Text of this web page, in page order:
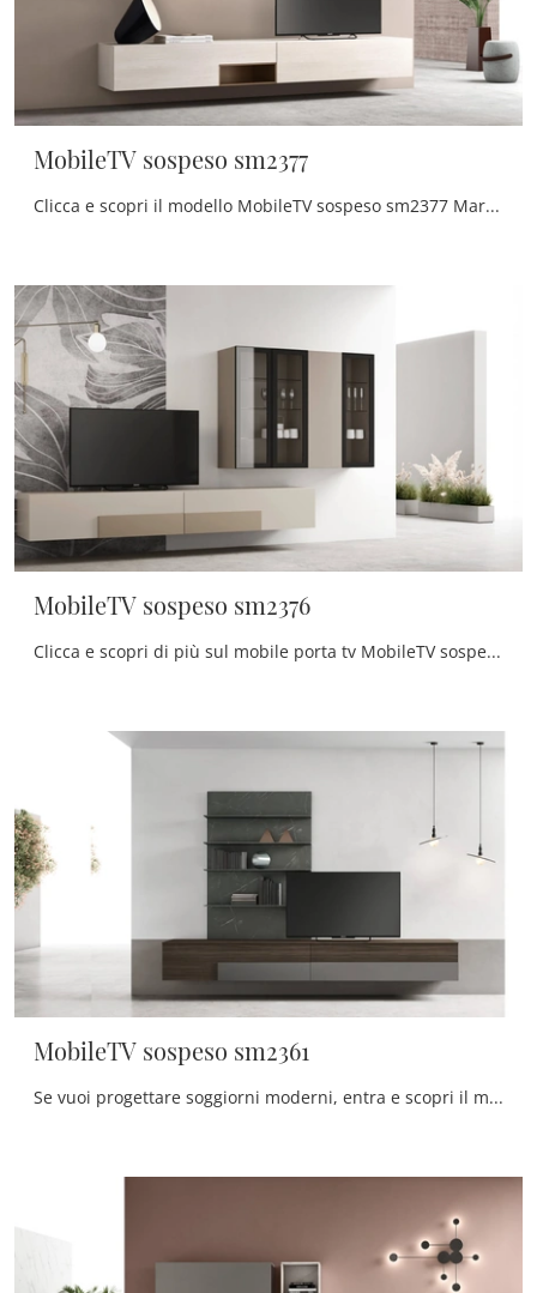
MobileTV sospeso sm2377
Clicca e scopri il modello MobileTV sospeso sm2377 Maronese: questo mobile per la televisione in melaminico è tra le più belle soluzioni per il ...
MobileTV sospeso sm2376
Clicca e scopri di più sul mobile porta tv MobileTV sospeso sm2376 di Maronese: realizzato in melaminico, è il prodotto perfetto per spazi moderni.
MobileTV sospeso sm2361
Se vuoi progettare soggiorni moderni, entra e scopri il mobile porta tv MobileTV sospeso sm2361 dell'azienda Maronese, fatto in melaminico